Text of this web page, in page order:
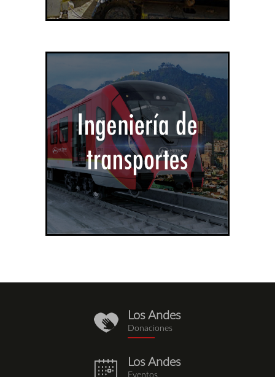
donaciones.png
Los Andes
Donaciones
eventos.png
Los Andes
Eventos